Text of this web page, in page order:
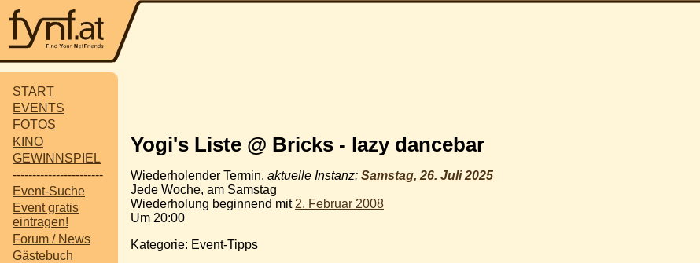
START
EVENTS
FOTOS
KINO
GEWINNSPIEL
-----------------------
Event-Suche
Event gratis
eintragen!
Forum / News
Gästebuch
Yogi's Liste @ Bricks - lazy dancebar
Wiederholender Termin, aktuelle Instanz: Samstag, 26. Juli 2025
Jede Woche, am Samstag
Wiederholung beginnend mit 2. Februar 2008
Um 20:00
Kategorie: Event-Tipps